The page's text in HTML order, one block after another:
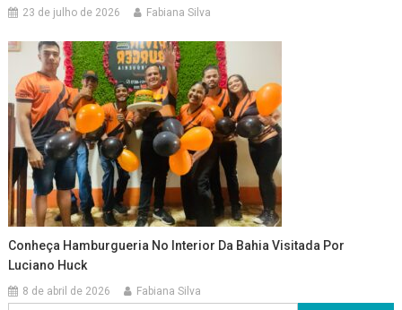
23 de julho de 2026 Fabiana Silva
Conheça Hamburgueria No Interior Da Bahia Visitada Por
Luciano Huck
8 de abril de 2026 Fabiana Silva